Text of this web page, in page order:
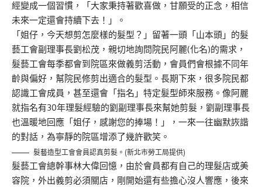
經變成一個習慣，「大家秉持著歡喜做，甘願受的正念，相信
未來一定還會持續下去！」。
「姐仔，今天想剪怎麼樣的髮型？」留著一頭「山本頭」的髮
藝工會副理事長劉松茂，親切地詢問院民阿麗(化名)的需求，
髮藝工會每季都會到院區來做義剪活動，會員們會根據不同年
齡與偏好，幫院民修剪出適合的髮型。長期下來，很多院民都
認識工會成員，甚至還會「指名」特定髮型師來服務。像阿麗
就指名有30年理髮經驗的劉副理事長來幫她剪髮，劉副理事長
也溫暖地回應「姐仔，感謝您的捧場！」，一來一往幽默詼諧
的對話，為寧靜的院區增添了幾許歡笑。
髮藝造型工會會員認真剪髮。(新北市勞工局提供)
髮藝工會總幹事林大偉回憶，由於會員都有自己的理髮店或美
容院，外出義剪必須關店，剛開始還有些擔心沒人響應，後來